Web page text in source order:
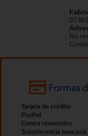
No
Tarjeta de crédito
PayPal
Contra reembolso
Transferencia bancaria